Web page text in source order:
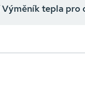
tepla pro